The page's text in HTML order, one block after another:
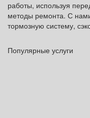
работы, используя
методы ремонта. С
тормозную систему,
Популярные услуги